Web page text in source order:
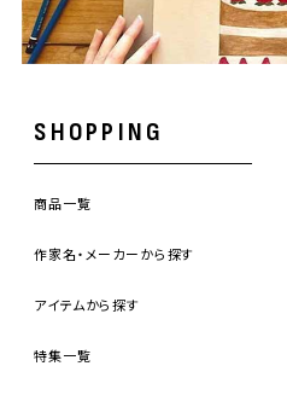
SHOPPING
商品一覧
作家名・メーカーから探す
アイテムから探す
特集一覧